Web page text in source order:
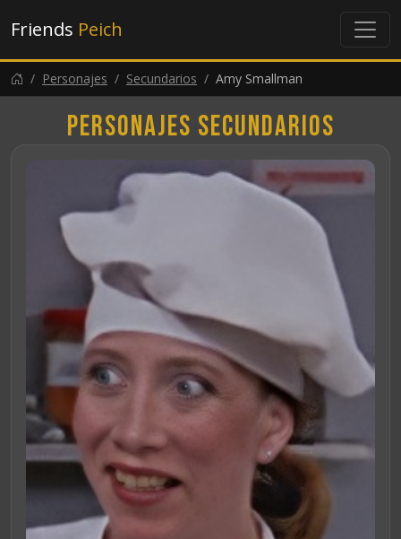
Friends Peich
Personajes Secundarios Amy Smallman
Personajes secundarios